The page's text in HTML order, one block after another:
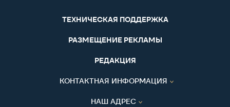
ТЕХНИЧЕСКАЯ ПОДДЕРЖКА
РАЗМЕЩЕНИЕ РЕКЛАМЫ
РЕДАКЦИЯ
КОНТАКТНАЯ ИНФОРМАЦИЯ
НАШ АДРЕС